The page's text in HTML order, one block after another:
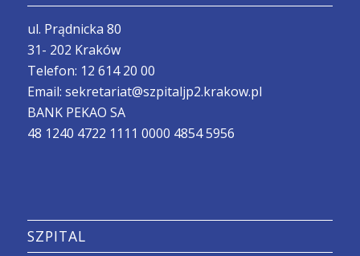
ul. Prądnicka 80
31- 202 Kraków
Telefon: 12 614 20 00
Email: sekretariat@szpitaljp2.krakow.pl
BANK PEKAO SA
48 1240 4722 1111 0000 4854 5956
SZPITAL